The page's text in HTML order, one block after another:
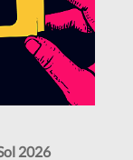
2026